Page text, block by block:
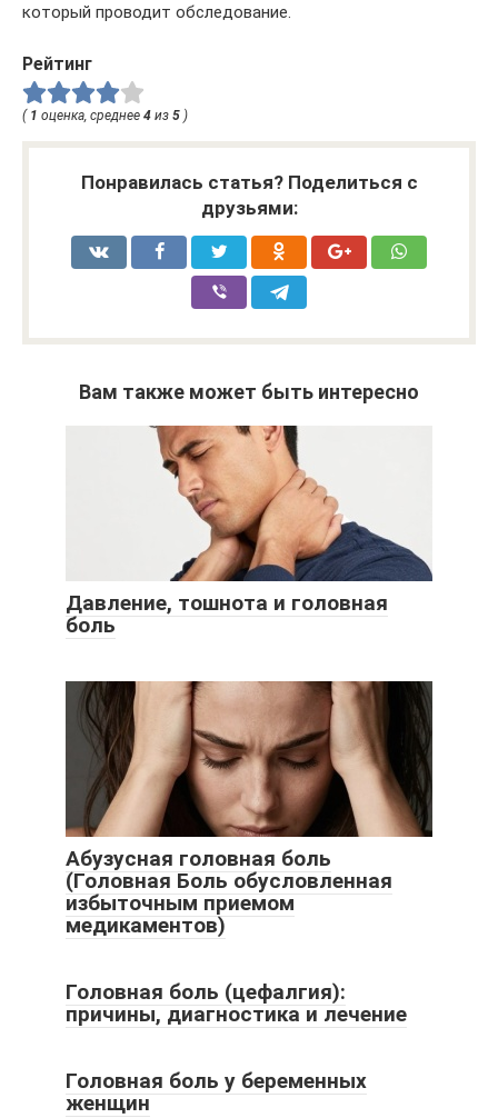
который проводит обследование.
Рейтинг
( 1 оценка, среднее 4 из 5 )
Понравилась статья? Поделиться с
друзьями:
Вам также может быть интересно
Давление, тошнота и головная
боль
Абузусная головная боль
(Головная Боль обусловленная
избыточным приемом
медикаментов)
Головная боль (цефалгия):
причины, диагностика и лечение
Головная боль у беременных
женщин